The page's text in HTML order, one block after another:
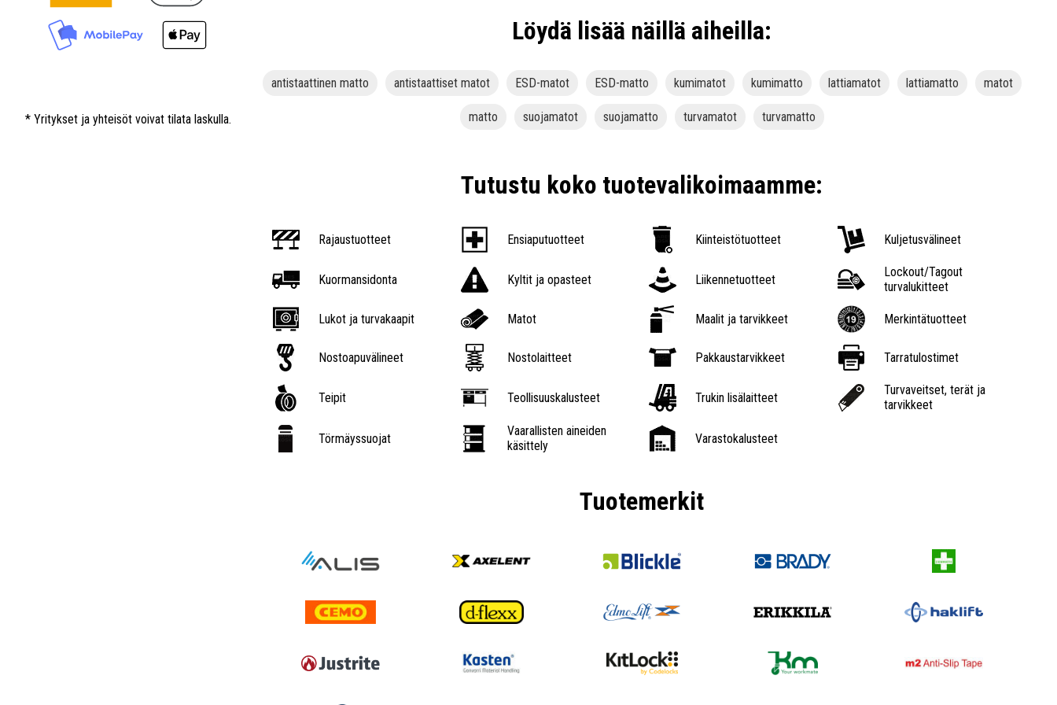
* Yritykset ja yhteisöt voivat tilata laskulla.
Löydä lisää näillä aiheilla:
antistaattinen matto antistaattiset matot ESD-matot ESD-matto kumimatot kumimatto lattiamatot lattiamatto matot
matto suojamatot suojamatto turvamatot turvamatto
Tutustu koko tuotevalikoimaamme:
Rajaustuotteet Ensiaputuotteet Kiinteistötuotteet Kuljetusvälineet
Kuormansidonta Kyltit ja opasteet Liikennetuotteet
Lockout/Tagout
turvalukitteet
Lukot ja turvakaapit Matot Maalit ja tarvikkeet Merkintätuotteet
Nostoapuvälineet Nostolaitteet Pakkaustarvikkeet Tarratulostimet
Teipit Teollisuuskalusteet Trukin lisälaitteet
Turvaveitset, terät ja
tarvikkeet
Törmäyssuojat
Vaarallisten aineiden
käsittely
Varastokalusteet
Tuotemerkit